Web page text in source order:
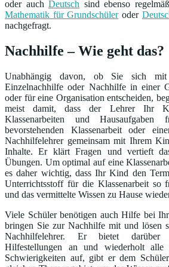
oder auch Deutsch sind ebenso
Mathematik für Grundschüleroder
nachgefragt.
Nachhilfe – Wie geht das?
Unabhängig davon, ob Sie sich
Einzelnachhilfe oder Nachhilfe in einer
oder für eine Organisation entscheiden,
meist damit, dass der Lehrer Ihr
Klassenarbeiten und
bevorstehenden Klassenarbeit oder
Nachhilfelehrer gemeinsam mit Ihrem
Inhalte. Er klärt Fragen und vertieft
Übungen. Um optimal auf eine
es daher wichtig, dass Ihr Kind den
Unterrichtsstoff für die Klassenarbeit so
und das vermittelte Wissen zu Hause
Viele Schüler benötigen auch Hilfe bei
bringen Sie zur Nachhilfe mit und lösen
Nachhilfelehrer. Er bietet darüber
Hilfestellungen an und wiederholt alle
Schwierigkeiten auf, gibt er dem